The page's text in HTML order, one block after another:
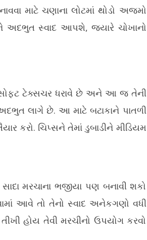
માટે ચણાના લોટમાં થોડો અજમો
અદભુત સ્વાદ આપશે, જ્યારે ચોખાનો
સોફ્ટ ટેક્સચર ધરાવે છે અને આ જ તેની
લાગે છે. આ માટે બટાકાને પાતળી
કરો. ચિપ્સને તેમાં ડુબાડીને મીડિયમ
મરચાના ભજીયા પણ બનાવી શકો
આવે તો તેનો સ્વાદ અનેકગણો વધી
હોય તેવી મરચીનો ઉપયોગ કરવો